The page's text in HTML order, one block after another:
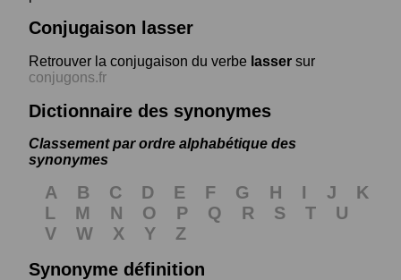
Conjugaison lasser
Retrouver la conjugaison du verbe lasser sur
conjugons.fr
Dictionnaire des synonymes
Classement par ordre alphabétique des
synonymes
A B C D E F G H I J
K
L
M N O P Q R S T
U
V
W X Y
Z
Synonyme définition